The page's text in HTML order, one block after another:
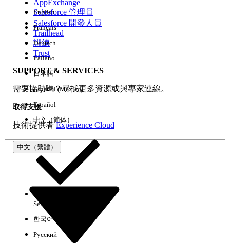
經驗
AppExchange
Salesforce 管理員
Salesforce 開發人員
Trailhead
訓練
Trust
SUPPORT & SERVICES
需要協助嗎？尋找更多資源或與專家連線。
取得支援
技術提供者Experience Cloud
中文（繁體）
English
Français
Deutsch
Italiano
日本語
Español (México)
Español
中文（简体）
Select Org
한국어
Русский